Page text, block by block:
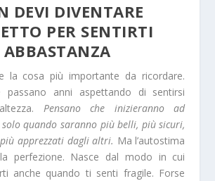
DEVI DIVENTARE
PER SENTIRTI
ABBASTANZA
la cosa più importante da ricordare.
passano anni aspettando di sentirsi
Pensano che inizieranno ad
quando saranno più belli, più sicuri,
apprezzati dagli altri. Ma l’autostima
perfezione. Nasce dal modo in cui
anche quando ti senti fragile. Forse